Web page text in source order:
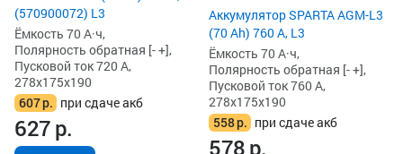
(570900072) L3
Ёмкость 70 А·ч,
Полярность обратная [- +],
Пусковой ток 720 А,
278x175x190
607р. при сдаче акб
627р.
Аккумулятор SPARTA AGM-L3
(70 Ah) 760 А, L3
Ёмкость 70 А·ч,
Полярность обратная [- +],
Пусковой ток 760 А,
278x175x190
558р. при сдаче акб
578р.